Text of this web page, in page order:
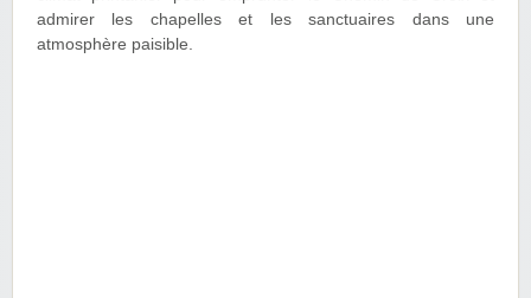
admirer les chapelles et les sanctuaires dans une
atmosphère paisible.